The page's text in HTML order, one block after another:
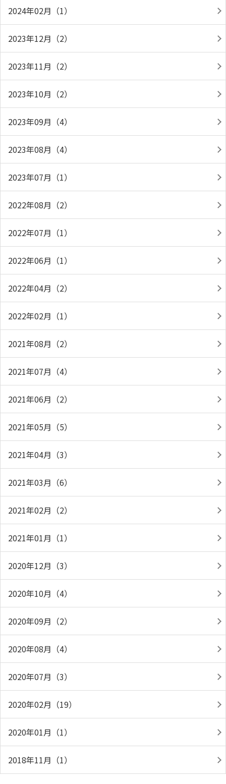
2024年02月（1）
2023年12月（2）
2023年11月（2）
2023年10月（2）
2023年09月（4）
2023年08月（4）
2023年07月（1）
2022年08月（2）
2022年07月（1）
2022年06月（1）
2022年04月（2）
2022年02月（1）
2021年08月（2）
2021年07月（4）
2021年06月（2）
2021年05月（5）
2021年04月（3）
2021年03月（6）
2021年02月（2）
2021年01月（1）
2020年12月（3）
2020年10月（4）
2020年09月（2）
2020年08月（4）
2020年07月（3）
2020年02月（19）
2020年01月（1）
2018年11月（1）